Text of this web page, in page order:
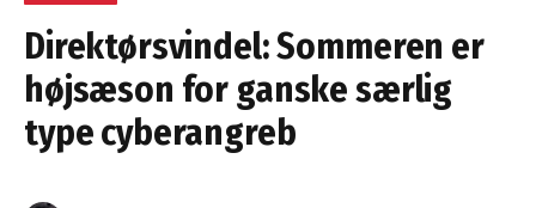
Direktørsvindel: Sommeren er
højsæson for ganske særlig
type cyberangreb